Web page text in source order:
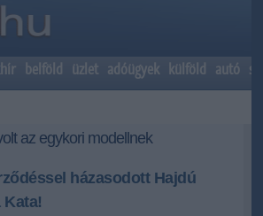
belföld üzlet adóügyek külföld autó
az egykori modellnek
házasodott Hajdú
Kata!